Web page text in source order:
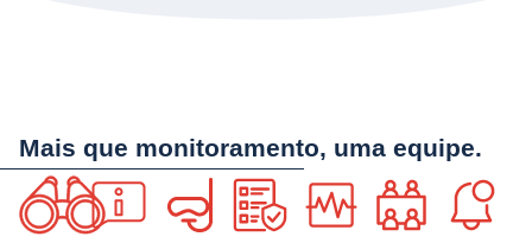
Mais que monitoramento, uma equipe.